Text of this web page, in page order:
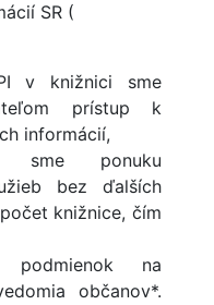
SR (
v knižnici sme
prístup k
informácií,
sme ponuku
bez ďalších
knižnice, čím
na
občanov*.